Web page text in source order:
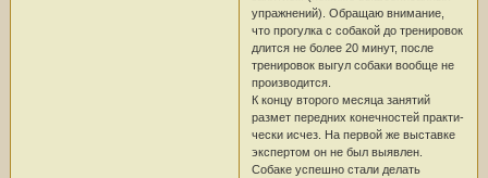
упражнений). Обращаю внимание,
что прогулка с собакой до тренировок
длится не более 20 минут, после
тренировок выгул собаки вообще не
производится.
К концу второго месяца занятий
размет передних конечностей практи-
чески исчез. На первой же выставке
экспертом он не был выявлен.
Собаке успешно стали делать